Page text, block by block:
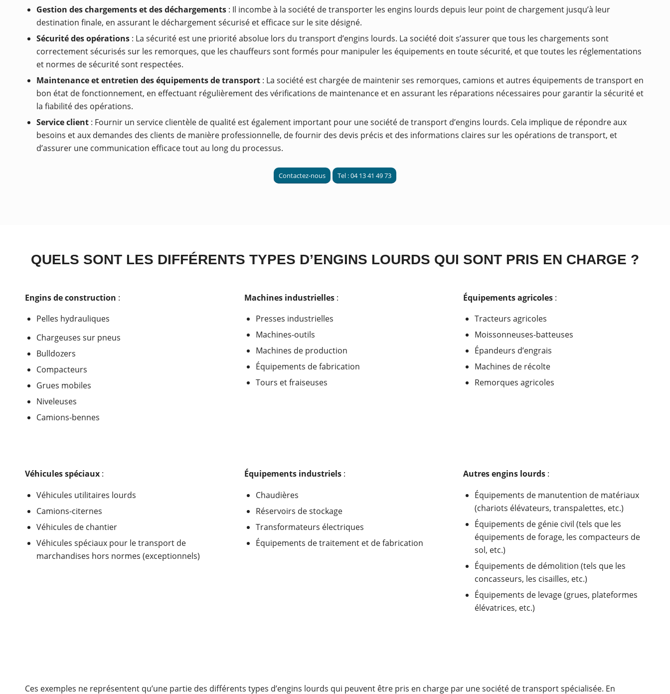
Gestion des chargements et des déchargements : Il incombe à la société de transporter les engins lourds depuis leur point de chargement jusqu’à leur
destination finale, en assurant le déchargement sécurisé et efficace sur le site désigné.
Sécurité des opérations : La sécurité est une priorité absolue lors du transport d’engins lourds. La société doit s’assurer que tous les chargements sont
correctement sécurisés sur les remorques, que les chauffeurs sont formés pour manipuler les équipements en toute sécurité, et que toutes les réglementations
et normes de sécurité sont respectées.
Maintenance et entretien des équipements de transport : La société est chargée de maintenir ses remorques, camions et autres équipements de transport en
bon état de fonctionnement, en effectuant régulièrement des vérifications de maintenance et en assurant les réparations nécessaires pour garantir la sécurité et
la fiabilité des opérations.
Service client : Fournir un service clientèle de qualité est également important pour une société de transport d’engins lourds. Cela implique de répondre aux
besoins et aux demandes des clients de manière professionnelle, de fournir des devis précis et des informations claires sur les opérations de transport, et
d’assurer une communication efficace tout au long du processus.
Contactez-nous Tel : 04 13 41 49 73
QUELS SONT LES DIFFÉRENTS TYPES D’ENGINS LOURDS QUI SONT PRIS EN CHARGE ?
Engins de construction :
Pelles hydrauliques
Chargeuses sur pneus
Bulldozers
Compacteurs
Grues mobiles
Niveleuses
Camions-bennes
Machines industrielles:
Presses industrielles
Machines-outils
Machines de production
Équipements de fabrication
Tours et fraiseuses
Équipements agricoles :
Tracteurs agricoles
Moissonneuses-batteuses
Épandeurs d’engrais
Machines de récolte
Remorques agricoles
Véhicules spéciaux :
Véhicules utilitaires lourds
Camions-citernes
Véhicules de chantier
Véhicules spéciaux pour le transport de
marchandises hors normes (exceptionnels)
Équipements industriels:
Chaudières
Réservoirs de stockage
Transformateurs électriques
Équipements de traitement et de fabrication
Autres engins lourds :
Équipements de manutention de matériaux
(chariots élévateurs, transpalettes, etc.)
Équipements de génie civil (tels que les
équipements de forage, les compacteurs de
sol, etc.)
Équipements de démolition (tels que les
concasseurs, les cisailles, etc.)
Équipements de levage (grues, plateformes
élévatrices, etc.)
Ces exemples ne représentent qu’une partie des différents types d’engins lourds qui peuvent être pris en charge par une société de transport spécialisée. En